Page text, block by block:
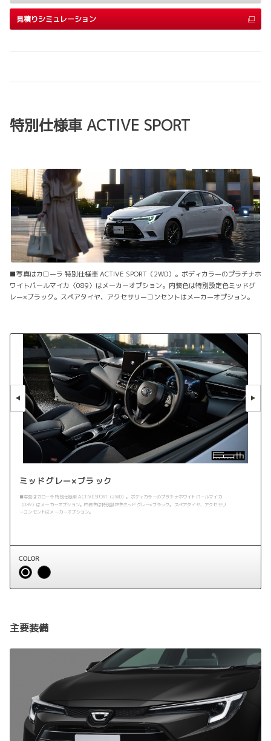
見積りシミュレーション
特別仕様車 ACTIVE SPORT
■写真はカローラ 特別仕様車 ACTIVE SPORT（2WD）。ボディカラーのプラチナホ
ワイトパールマイカ〈089〉はメーカーオプション。内装色は特別設定色ミッドグ
レー×ブラック。スペアタイヤ、アクセサリーコンセントはメーカーオプション。
ミッドグレー×ブラック
■写真はカローラ 特別仕様車 ACTIVE SPORT（2WD）。ボディカラーのプラチナホワイトパールマイカ
〈089〉はメーカーオプション。内装色は特別設定色ミッドグレー×ブラック。スペアタイヤ、アクセサリ
ーコンセントはメーカーオプション。
COLOR
主要装備